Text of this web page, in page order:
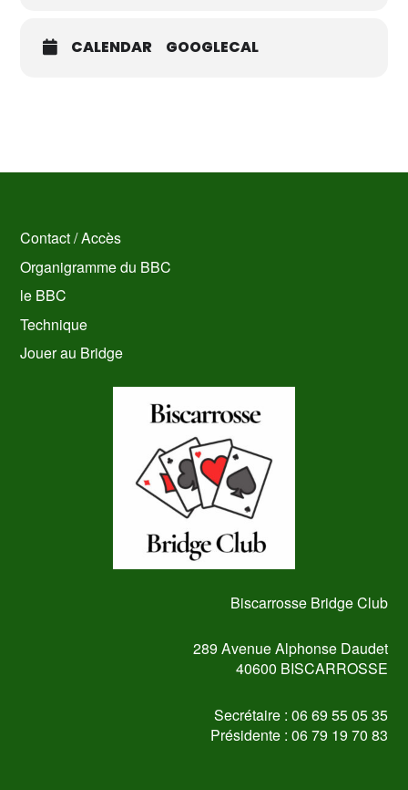
CALENDAR GOOGLECAL
Contact / Accès
Organigramme du BBC
le BBC
Technique
Jouer au Bridge
Biscarrosse Bridge Club
289 Avenue Alphonse Daudet
40600 BISCARROSSE
Secrétaire : 06 69 55 05 35
Présidente : 06 79 19 70 83